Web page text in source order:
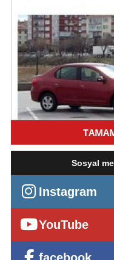
ATLAS RENT A CAR
Sosyal
Instagram
YouTube
facebook